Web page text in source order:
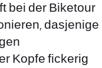
bei der Biketour
dasjenige
Kopfe fickerig